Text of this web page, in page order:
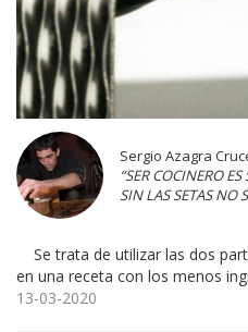
Sergio Azagra
“SER COCINERO
SIN LAS SETAS NO
Se trata de utilizar las dos
en una receta con los menos
13-03-2020